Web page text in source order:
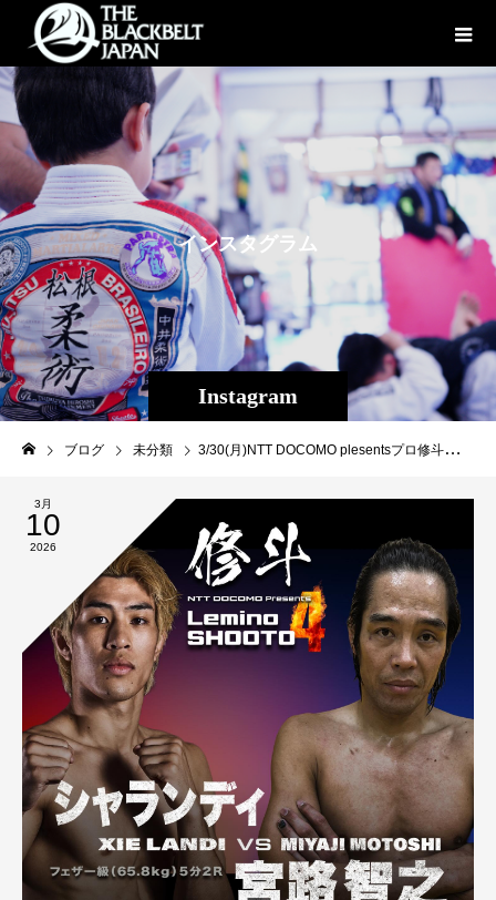
Instagram
インスタグラ ム
ブログ 未分類 3/30(月)NTT DOCOMO plesentsプロ修斗後楽園大会【Lemino修斗.4】関東の名門ジムのTRIBE TOKYO MMA VS THE BLACKBELT JAPAN、若手VSベテラン対決がLemino修斗.4で実現！勢いある若手・シャランディが突破するか、経験豊富なベテラン・宮路智之が跳ね返すか？！チケット一般販売情報⚔️【🎟️購入ページはこちら】https://t.pia.jp/pia/event/event.do?eventBundleCd=b2666028VIP席 22,000円RS席 16,500円A席 11,000円B席 6,600円※小学生以上からチケットが必要です#shooto0330#Lemino修斗
3月
10
2026